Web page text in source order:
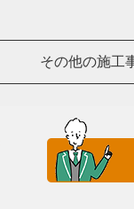
その他の施工